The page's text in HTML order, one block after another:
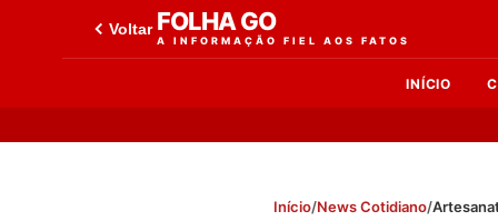
Voltar FOLHA GO
A INFORMAÇÃO FIEL AOS FATOS
INÍCIO
Início/News Cotidiano/